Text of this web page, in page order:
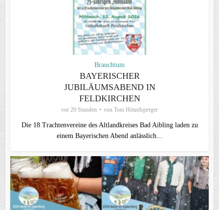
Brauchtum
BAYERISCHER
JUBILÄUMSABEND IN
FELDKIRCHEN
vor 20 Stunden von Toni Hötzelsperger
Die 18 Trachtenvereine des Altlandkreises Bad Aibling laden zu
einem Bayerischen Abend anlässlich...